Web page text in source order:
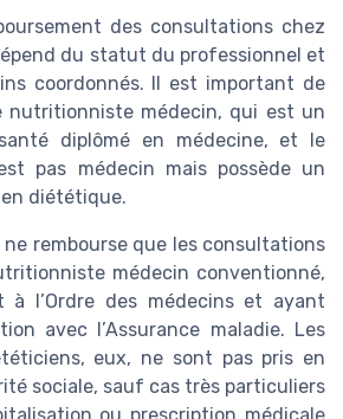
des consultations chez
du statut du professionnel et
coordonnés. Il est important de
nutritionniste médecin, qui est un
diplômé en médecine, et le
pas médecin mais possède un
diététique.
rembourse que les consultations
médecin conventionné,
à l’Ordre des médecins et ayant
avec l’Assurance maladie. Les
eux, ne sont pas pris en
sociale, sauf cas très particuliers